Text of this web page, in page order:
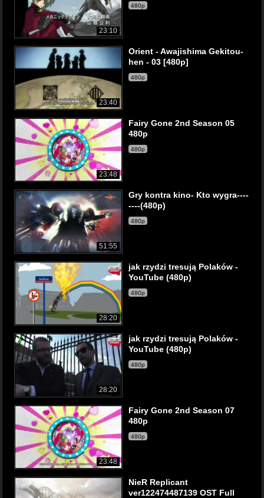
23:10
480p
23:40
Orient - Awajishima Gekitou-
hen - 03 [480p]
480p
23:48
Fairy Gone 2nd Season 05
480p
480p
51:55
Gry kontra kino- Kto wygra----
----(480p)
480p
28:20
jak rzydzi tresują Polaków -
YouTube (480p)
480p
28:20
jak rzydzi tresują Polaków -
YouTube (480p)
480p
23:48
Fairy Gone 2nd Season 07
480p
480p
NieR Replicant
ver122474487139 OST Full